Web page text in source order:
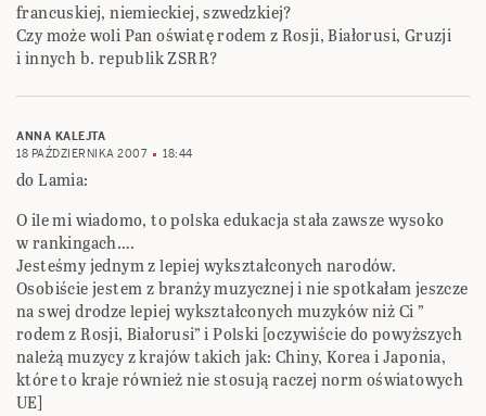
francuskiej, niemieckiej, szwedzkiej?
Czy może woli Pan oświatę rodem z Rosji, Białorusi, Gruzji
i innych b. republik ZSRR?
ANNA KALEJTA
18 PAŹDZIERNIKA 2007
18:44
do Lamia:
O ile mi wiadomo, to polska edukacja stała zawsze wysoko
w rankingach….
Jesteśmy jednym z lepiej wykształconych narodów.
Osobiście jestem z branży muzycznej i nie spotkałam jeszcze
na swej drodze lepiej wykształconych muzyków niż Ci ”
rodem z Rosji, Białorusi” i Polski [oczywiście do powyższych
należą muzycy z krajów takich jak: Chiny, Korea i Japonia,
które to kraje również nie stosują raczej norm oświatowych
UE]